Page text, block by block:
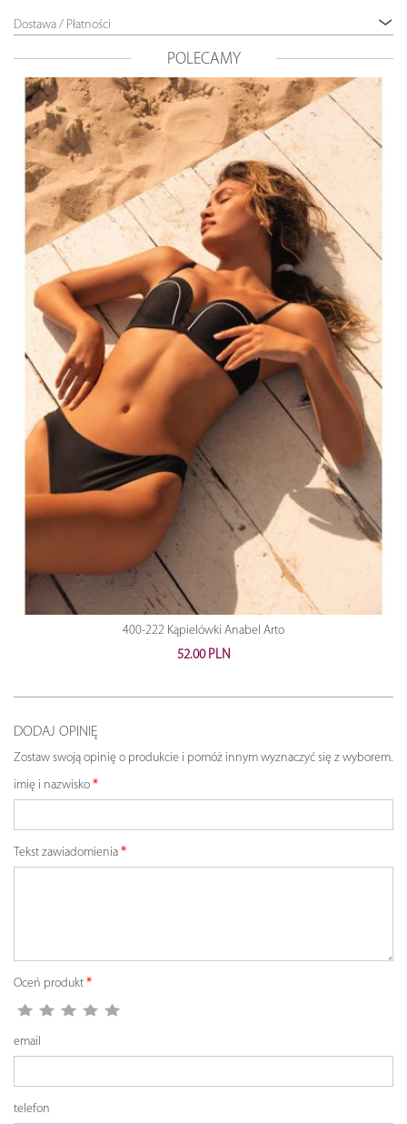
Dostawa / Płatności
POLECAMY
400-222 Kąpielówki Anabel Arto
52.00 PLN
DODAJ OPINIĘ
Zostaw swoją opinię o produkcie i pomóż innym wyznaczyć się z wyborem.
imię i nazwisko
Tekst zawiadomienia
Oceń produkt
email
telefon